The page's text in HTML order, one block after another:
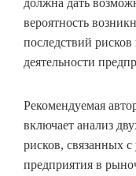
должна дать
вероятность
последствий
деятельности
Рекомендуемая
включает анализ
рисков, связанных
предприятия в